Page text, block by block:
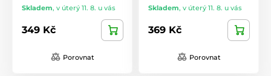
Skladem, v úterý 11. 8. u vás
349 Kč
Porovnat
Skladem, v úterý 11. 8. u vás
369 Kč
Porovnat